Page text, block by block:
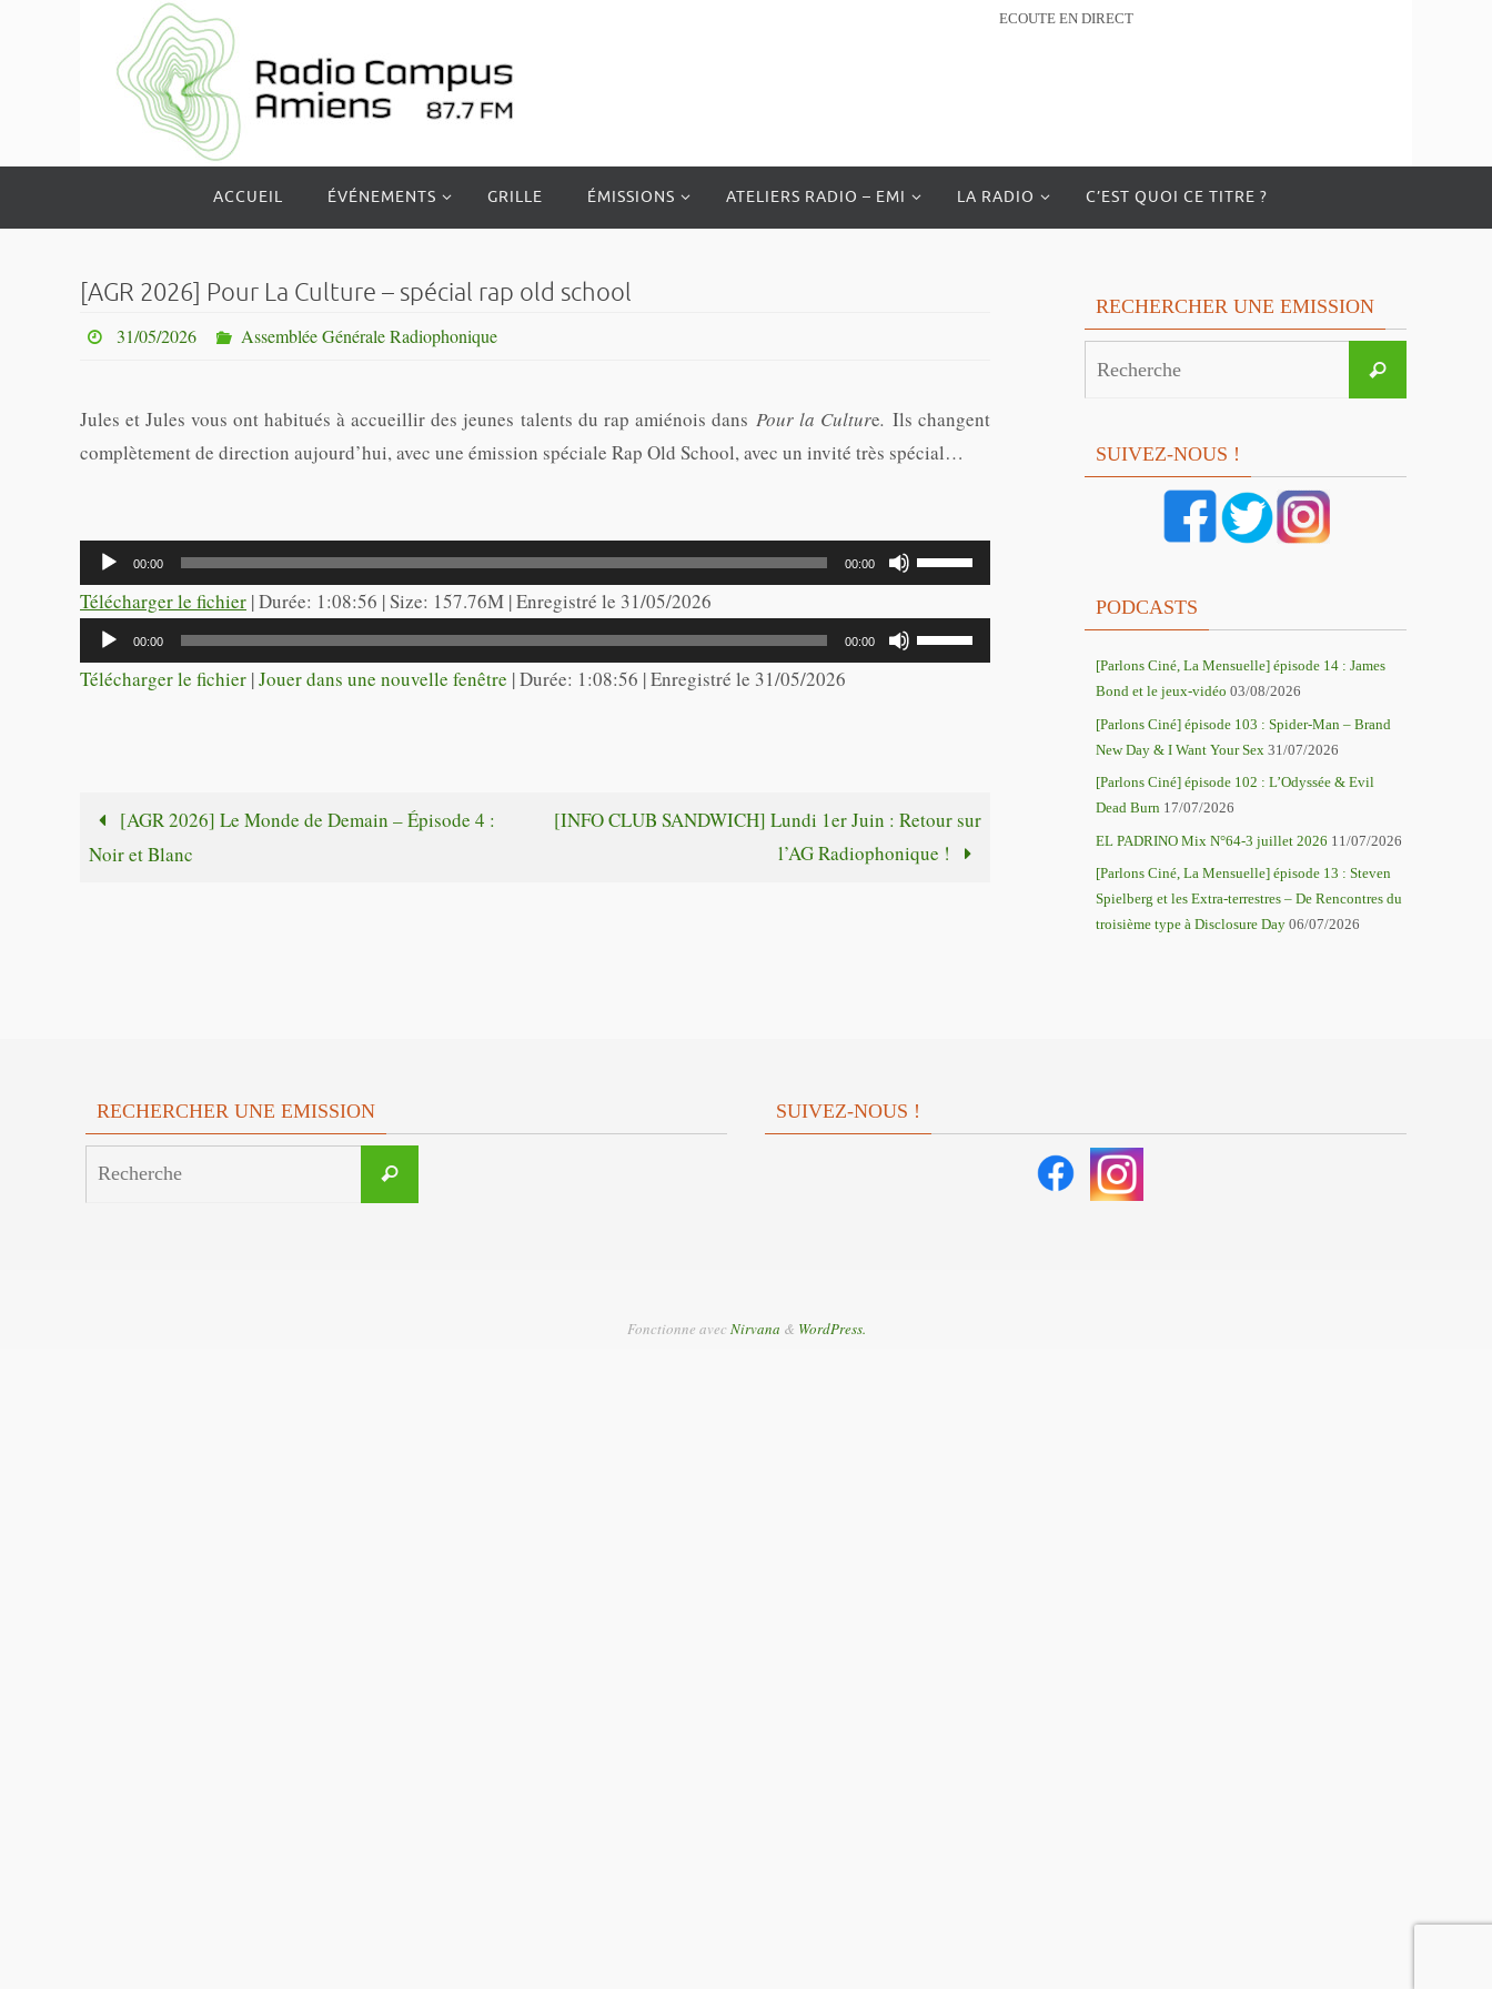
ECOUTE EN DIRECT
le
ACCUEIL ÉVÉNEMENTS GRILLE ÉMISSIONS ATELIERS RADIO – EMI LA RADIO C’EST QUOI CE TITRE ?
[AGR 2026] Pour La Culture – spécial rap old school
31/05/2026 Assemblée Générale Radiophonique
Jules et Jules vous ont habitués à accueillir des jeunes talents du rap amiénois dans Pour la Culture. Ils changent
complètement de direction aujourd’hui, avec une émission spéciale Rap Old School, avec un invité très spécial…
Lecteur
audio
00:00 00:00
Utilisez
les
flèches
le
volume.
Télécharger le fichier | Durée: 1:08:56 | Size: 157.76M | Enregistré le 31/05/2026
Lecteur
audio
00:00 00:00
Utilisez
les
ou
diminuer
Télécharger le fichier |Jouer dans une nouvelle fenêtre |Durée: 1:08:56 |Enregistré le 31/05/2026
[AGR 2026] Le Monde de Demain – Épisode 4 :
Noir et Blanc
[INFO CLUB SANDWICH] Lundi 1er Juin : Retour sur
l’AG Radiophonique !
RECHERCHER UNE EMISSION
Recherche
SUIVEZ-NOUS !
PODCASTS
[Parlons Ciné, La Mensuelle] épisode 14 : James
Bond et le jeux-vidéo 03/08/2026
[Parlons Ciné] épisode 103 : Spider-Man – Brand
New Day & I Want Your Sex 31/07/2026
[Parlons Ciné] épisode 102 : L’Odyssée & Evil
Dead Burn 17/07/2026
EL PADRINO Mix N°64-3 juillet 2026 11/07/2026
[Parlons Ciné, La Mensuelle] épisode 13 : Steven
Spielberg et les Extra-terrestres – De Rencontres du
troisième type à Disclosure Day 06/07/2026
RECHERCHER UNE EMISSION
Recherche
SUIVEZ-NOUS !
Fonctionne avec Nirvana & WordPress.